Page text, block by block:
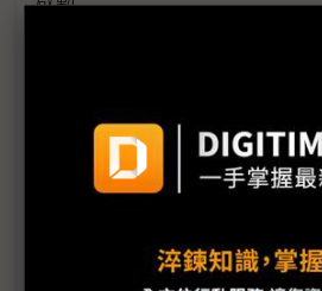
零組件調度不易 Sony停工範圍
海、九州5生產據點
東京電力分區計畫停電恐延長至
台積電不受日震影響 張忠謀稱